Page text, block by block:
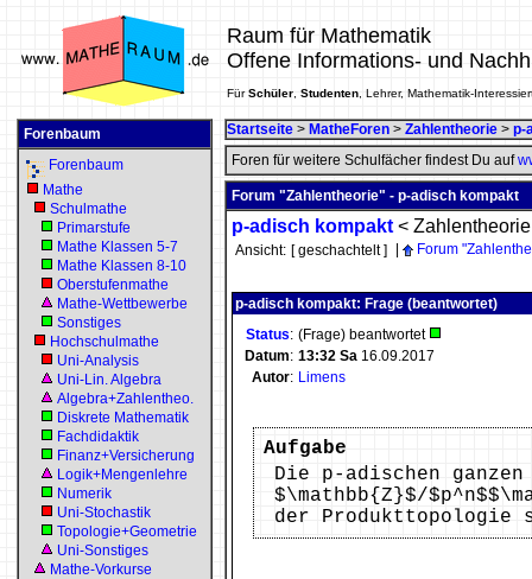
Raum für Mathematik
Offene Informations- und
FürSchüler Studenten , Lehrer, Mathematik-
Forenbaum
Forenbaum
Mathe
Schulmathe
Primarstufe
Mathe Klassen 5-7
Mathe Klassen 8-10
Oberstufenmathe
Mathe-Wettbewerbe
Sonstiges
Hochschulmathe
Uni-Analysis
Uni-Lin. Algebra
Algebra+Zahlentheo.
Diskrete Mathematik
Fachdidaktik
Finanz+Versicherung
Logik+Mengenlehre
Numerik
Uni-Stochastik
Topologie+Geometrie
Uni-Sonstiges
Mathe-Vorkurse
Startseite > MatheForen > Zahlentheorie > p-
Foren für weitere Schulfächer findest Du auf
Forum "Zahlentheorie" - p-adisch kompakt
p-adisch kompakt < Zahlentheorie
Ansicht: [ geschachtelt ] Forum
p-adisch kompakt: Frage (beantwortet)
Status: (Frage) beantwortet
Datum: 13:32 Sa 16.09.2017
Autor: Limens
Aufgabe
Die p-adischen
$\mathbb{Z}$/
der Produkttopologie